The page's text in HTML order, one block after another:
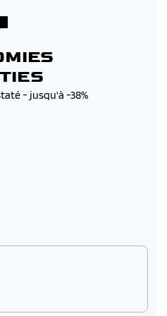
- jusqu'à -38%